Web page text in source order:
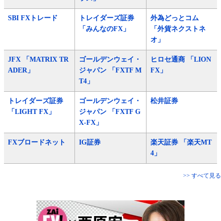
SBI FXトレード
トレイダーズ証券
「みんなのFX」
外為どっとコム
「外貨ネクストネ
オ」
JFX 「MATRIX TR
ADER」
ゴールデンウェイ・
ジャパン 「FXTF M
T4」
ヒロセ通商 「LION
FX」
トレイダーズ証券
「LIGHT FX」
ゴールデンウェイ・
ジャパン 「FXTF G
X-FX」
松井証券
FXブロードネット IG証券
楽天証券 「楽天MT
4」
>> すべて見る